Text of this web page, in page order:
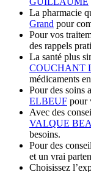
La pharmacie
Grand pour
Pour vos
des rappels
La santé plus
COUCHANT
médicaments
Pour des soins
ELBEUF pour
Avec des
VALQUE
besoins.
Pour des
et un vrai
Choisissez